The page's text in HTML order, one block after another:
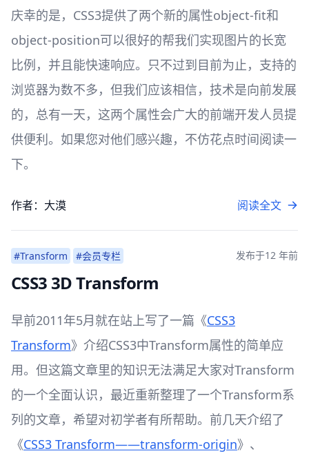
庆幸的是，CSS3提供了两个新的属性object-fit和
object-position可以很好的帮我们实现图片的长宽
比例，并且能快速响应。只不过到目前为止，支持的
浏览器为数不多，但我们应该相信，技术是向前发展
的，总有一天，这两个属性会广大的前端开发人员提
供便利。如果您对他们感兴趣，不仿花点时间阅读一
下。
作者：大漠 阅读全文
#Transform #会员专栏 发布于12 年前
CSS3 3D Transform
早前2011年5月就在站上写了一篇《CSS3
Transform》介绍CSS3中Transform属性的简单应
用。但这篇文章里的知识无法满足大家对Transform
的一个全面认识，最近重新整理了一个Transform系
列的文章，希望对初学者有所帮助。前几天介绍了
《CSS3 Transform——transform-origin》、